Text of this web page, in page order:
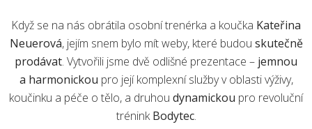
Když se na nás obrátila osobní trenérka a koučka Kateřina
Neuerová, jejím snem bylo mít weby, které budou skutečně
prodávat. Vytvořili jsme dvě odlišné prezentace – jemnou
a harmonickou pro její komplexní služby v oblasti výživy,
koučinku a péče o tělo, a druhou dynamickou pro revoluční
tréninkBodytec.